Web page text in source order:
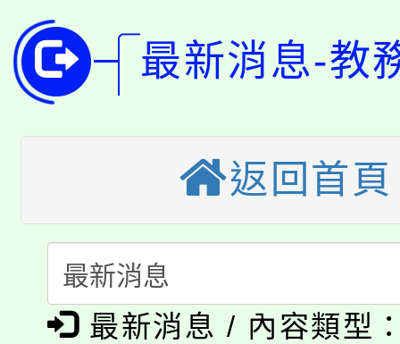
代理(課)教師甄選結果(
公告本校115學年度第
代理(課)教師甄選結果(
轉知中國文化大學推廣
《TA101》溝通分析基
程，歡迎學生輔導中心
心理、諮商輔導、社會
系所師生報名參加。
轉知苗栗縣政府辦理
縣市「校園短影音徵
門員」簡章及活動海報
踴躍報名參加。
桃園市115學年度學生
要點
「桃園市補助參觀特色
展演活動實施計畫」
115年度「教育部表揚
義教育推展貢獻獎」
公告本校115學年度第
最新消息-教
返回首頁
最新消息 / 內容類型